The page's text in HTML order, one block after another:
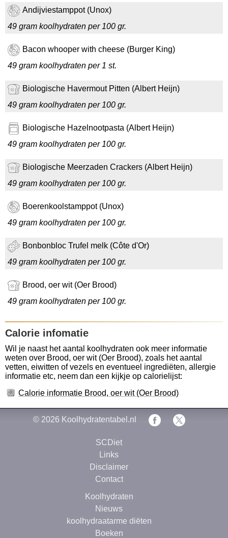
Andijviestamppot (Unox)
49 gram koolhydraten per 100 gr.
Bacon whooper with cheese (Burger King)
49 gram koolhydraten per 1 st.
Biologische Havermout Pitten (Albert Heijn)
49 gram koolhydraten per 100 gr.
Biologische Hazelnootpasta (Albert Heijn)
49 gram koolhydraten per 100 gr.
Biologische Meerzaden Crackers (Albert Heijn)
49 gram koolhydraten per 100 gr.
Boerenkoolstamppot (Unox)
49 gram koolhydraten per 100 gr.
Bonbonbloc Trufel melk (Côte d'Or)
49 gram koolhydraten per 100 gr.
Brood, oer wit (Oer Brood)
49 gram koolhydraten per 100 gr.
Calorie infomatie
Wil je naast het aantal koolhydraten ook meer informatie
weten over Brood, oer wit (Oer Brood), zoals het aantal
vetten, eiwitten of vezels en eventueel ingrediëten, allergie
informatie etc, neem dan een kijkje op calorielijst:
Calorie informatie Brood, oer wit (Oer Brood)
© 2026 Koolhydratentabel.nl
SCDiet
Links
Disclaimer
Contact
Koolhydraten
Nieuws
koolhydraatarme diëten
Boeken